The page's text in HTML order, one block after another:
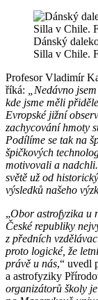
Dánský
Silla v Chile.
Profesor Vladimír
říká:
„Nedávno
kde jsme měli
Evropské jižní
zachycování hmoty
Podílíme se tak na
špičkových
motivovali a
světě už od
výsledků našeho
„Obor astrofyzika u
České republiky
z předních
proto logické, že
právě u nás,“ uvedl
a astrofyziky
organizátorů školy